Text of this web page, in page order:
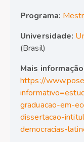
Programa:
Universidade:
(Brasil)
Mais
https://
graduacao-em-
dissertacao-
democracias-